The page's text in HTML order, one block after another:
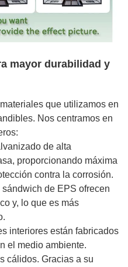
mayor durabilidad y
que utilizamos en
Nos centramos en
de alta
proporcionando máxima
contra la corrosión.
de EPS ofrecen
y, lo que es más
interiores están fabricados
el medio ambiente.
cálidos. Gracias a su